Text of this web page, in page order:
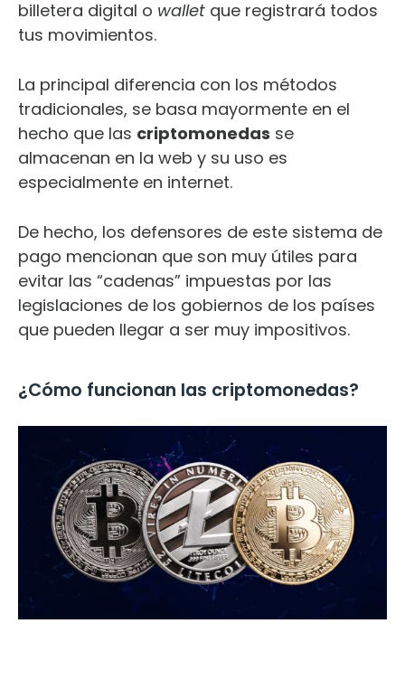
billetera digital o wallet que registrará todos
tus movimientos.
La principal diferencia con los métodos
tradicionales, se basa mayormente en el
hecho que las criptomonedas se
almacenan en la web y su uso es
especialmente en internet.
De hecho, los defensores de este sistema de
pago mencionan que son muy útiles para
evitar las “cadenas” impuestas por las
legislaciones de los gobiernos de los países
que pueden llegar a ser muy impositivos.
¿Cómo funcionan las criptomonedas?